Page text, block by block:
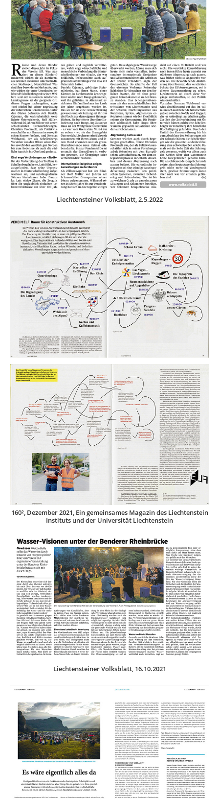
Liechtensteiner Volksblatt, 2.5.2022
160², Dezember 2021, Ein gemeinsames Magazin des Liechtenstein
Instituts und der Universität Liechtenstein
Liechtensteiner Volksblatt, 16.10.2021